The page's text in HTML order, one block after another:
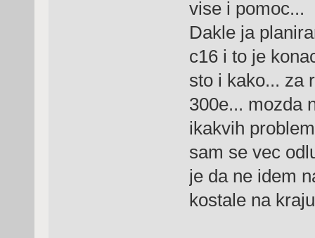
vise i pomoc...
Dakle ja
c16 i to je
sto i kako... za
300e... mozda
ikakvih
sam se vec
je da ne idem
kostale na